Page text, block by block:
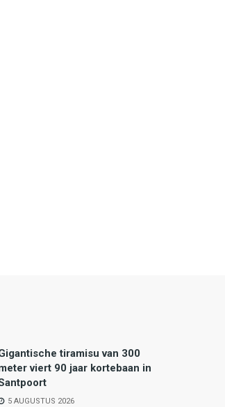
tiramisu van 300
viert 90 jaar kortebaan in
5 AUGUSTUS 2026